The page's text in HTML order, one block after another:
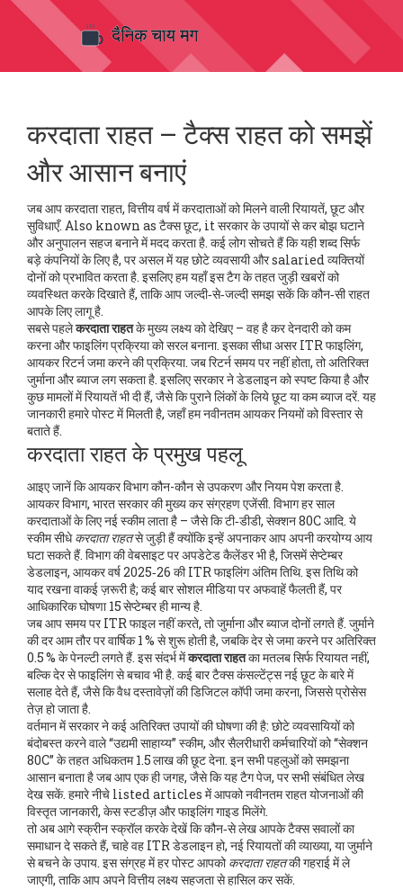
करदाता राहत – टैक्स राहत को समझें
और आसान बनाएं
जब आपकरदाता राहत, वित्तीय वर्ष में करदाताओं को मिलने वाली रियायतें, छूट और
सुविधाएँ. Also known as टैक्स छूट, itसरकार के उपायों से कर बोझ घटाने
और अनुपालन सहज बनाने में मदद करता है. कई लोग सोचते हैं कि यही शब्द सिर्फ
बड़े कंपनियों के लिए है, पर असल में यह छोटे व्यवसायी और salaried व्यक्तियों
दोनों को प्रभावित करता है. इसलिए हम यहाँ इस टैग के तहत जुड़ी खबरों को
व्यवस्थित करके दिखाते हैं, ताकि आप जल्दी‑से‑जल्दी समझ सकें कि कौन‑सी राहत
आपके लिए लागू है.
सबसे पहलेकरदाता राहतके मुख्य लक्ष्य को देखिए – वह है कर देनदारी को कम
करना और फाइलिंग प्रक्रिया को सरल बनाना. इसका सीधा असरITR फाइलिंग,
आयकर रिटर्न जमा करने की प्रक्रिया. जब रिटर्न समय पर नहीं होता, तो अतिरिक्त
जुर्माना और ब्याज लग सकता है. इसलिए सरकार ने डेडलाइन को स्पष्ट किया है और
कुछ मामलों में रियायतें भी दी हैं, जैसे कि पुराने लिंकों के लिये छूट या कम ब्याज दरें. यह
जानकारी हमारे पोस्ट में मिलती है, जहाँ हम नवीनतम आयकर नियमों को विस्तार से
बताते हैं.
करदाता राहत के प्रमुख पहलू
आइए जानें कि आयकर विभाग कौन-कौन से उपकरण और नियम पेश करता है.
आयकर विभाग, भारत सरकार की मुख्य कर संग्रहण एजेंसी. विभाग हर साल
करदाताओं के लिए नई स्कीम लाता है – जैसे कि टी‑डीडी, सेक्शन 80C आदि. ये
स्कीम सीधेकरदाता राहतसे जुड़ी हैं क्योंकि इन्हें अपनाकर आप अपनी करयोग्य आय
घटा सकते हैं. विभाग की वेबसाइट पर अपडेटेड कैलेंडर भी है, जिसमेंसेप्टेम्बर
डेडलाइन, आयकर वर्ष 2025‑26 की ITR फाइलिंग अंतिम तिथि. इस तिथि को
याद रखना वाकई ज़रूरी है; कई बार सोशल मीडिया पर अफवाहें फैलती हैं, पर
आधिकारिक घोषणा 15 सेप्टेम्बर ही मान्य है.
जब आप समय पर ITR फाइल नहीं करते, तो जुर्माना और ब्याज दोनों लगते हैं. जुर्माने
की दर आम तौर पर वार्षिक 1 % से शुरू होती है, जबकि देर से जमा करने पर अतिरिक्त
0.5 % के पेनल्टी लगते हैं. इस संदर्भ मेंकरदाता राहतका मतलब सिर्फ रियायत नहीं,
बल्कि देर से फाइलिंग से बचाव भी है. कई बार टैक्स कंसल्टेंट्स नई छूट के बारे में
सलाह देते हैं, जैसे कि वैध दस्तावेज़ों की डिजिटल कॉपी जमा करना, जिससे प्रोसेस
तेज़ हो जाता है.
वर्तमान में सरकार ने कई अतिरिक्त उपायों की घोषणा की है: छोटे व्यवसायियों को
बंदोबस्त करने वाले “उद्यमी साहाय्य” स्कीम, और सैलरीधारी कर्मचारियों को “सेक्शन
80C” के तहत अधिकतम 1.5 लाख की छूट देना. इन सभी पहलुओं को समझना
आसान बनाता है जब आप एक ही जगह, जैसे कि यह टैग पेज, पर सभी संबंधित लेख
देख सकें. हमारे नीचे listed articles में आपको नवीनतम राहत योजनाओं की
विस्तृत जानकारी, केस स्टडीज़ और फाइलिंग गाइड मिलेंगे.
तो अब आगे स्क्रीन स्क्रॉल करके देखें कि कौन‑से लेख आपके टैक्स सवालों का
समाधान दे सकते हैं, चाहे वह ITR डेडलाइन हो, नई रियायतों की व्याख्या, या जुर्माने
से बचने के उपाय. इस संग्रह में हर पोस्ट आपकोकरदाता राहतकी गहराई में ले
जाएगी, ताकि आप अपने वित्तीय लक्ष्य सहजता से हासिल कर सकें.